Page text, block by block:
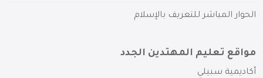
الحوار المباشر للتعريف بالإسلام
مواقع تعليم المهتدين الجدد
أكاديمية سبيلي